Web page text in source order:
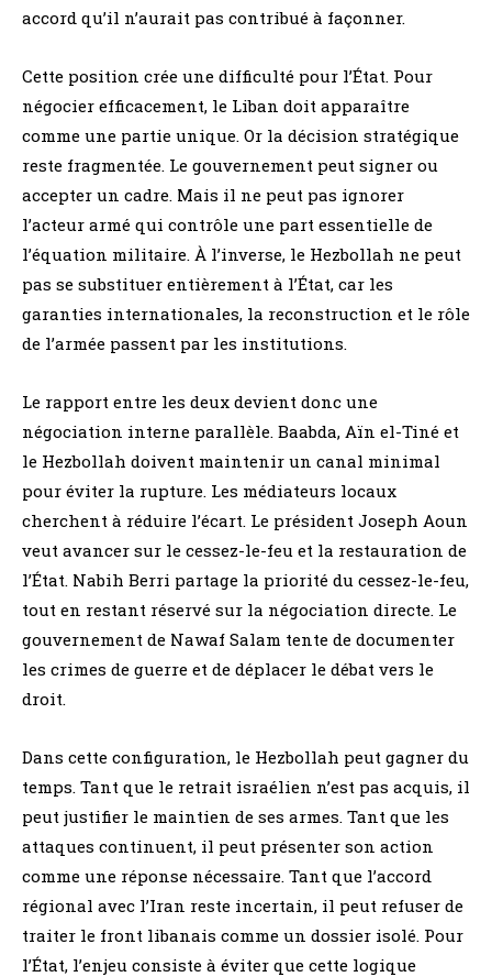
accord qu’il n’aurait pas contribué à façonner.
Cette position crée une difficulté pour l’État. Pour
négocier efficacement, le Liban doit apparaître
comme une partie unique. Or la décision stratégique
reste fragmentée. Le gouvernement peut signer ou
accepter un cadre. Mais il ne peut pas ignorer
l’acteur armé qui contrôle une part essentielle de
l’équation militaire. À l’inverse, le Hezbollah ne peut
pas se substituer entièrement à l’État, car les
garanties internationales, la reconstruction et le rôle
de l’armée passent par les institutions.
Le rapport entre les deux devient donc une
négociation interne parallèle. Baabda, Aïn el-Tiné et
le Hezbollah doivent maintenir un canal minimal
pour éviter la rupture. Les médiateurs locaux
cherchent à réduire l’écart. Le président Joseph Aoun
veut avancer sur le cessez-le-feu et la restauration de
l’État. Nabih Berri partage la priorité du cessez-le-feu,
tout en restant réservé sur la négociation directe. Le
gouvernement de Nawaf Salam tente de documenter
les crimes de guerre et de déplacer le débat vers le
droit.
Dans cette configuration, le Hezbollah peut gagner du
temps. Tant que le retrait israélien n’est pas acquis, il
peut justifier le maintien de ses armes. Tant que les
attaques continuent, il peut présenter son action
comme une réponse nécessaire. Tant que l’accord
régional avec l’Iran reste incertain, il peut refuser de
traiter le front libanais comme un dossier isolé. Pour
l’État, l’enjeu consiste à éviter que cette logique